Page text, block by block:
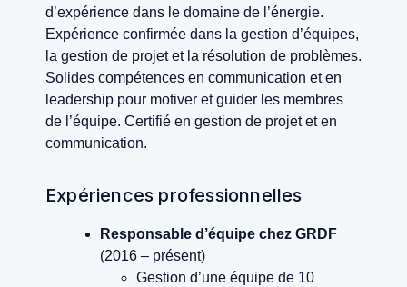
d’expérience dans le domaine de l’énergie.
Expérience confirmée dans la gestion d’équipes,
la gestion de projet et la résolution de problèmes.
Solides compétences en communication et en
leadership pour motiver et guider les membres
de l’équipe. Certifié en gestion de projet et en
communication.
Expériences professionnelles
Responsable d’équipe chez GRDF
(2016 – présent)
Gestion d’une équipe de 10